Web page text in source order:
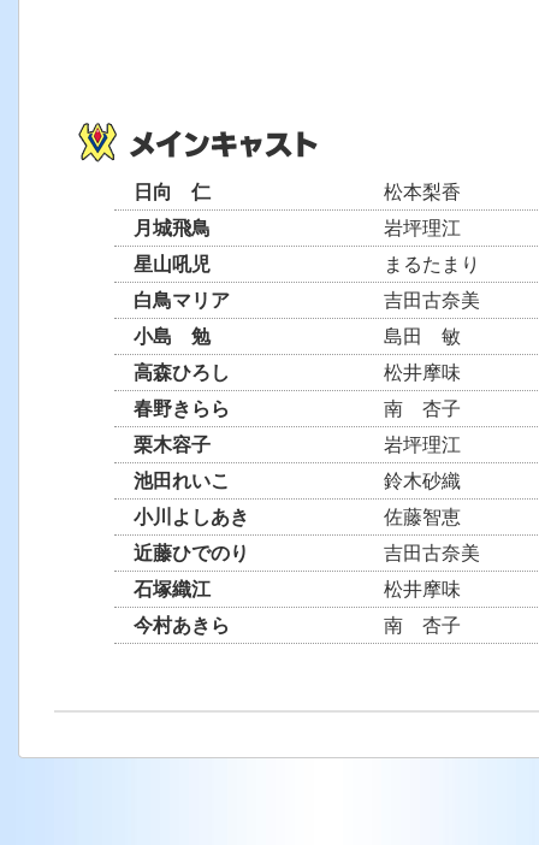
日向 仁
松本梨香
月城飛鳥
岩坪理江
星山吼児
まるたまり
白鳥マリア
吉田古奈美
小島 勉
島田 敏
高森ひろし
松井摩味
春野きらら
南 杏子
栗木容子
岩坪理江
池田れいこ
鈴木砂織
小川よしあき
佐藤智恵
近藤ひでのり
吉田古奈美
石塚織江
松井摩味
今村あきら
南 杏子